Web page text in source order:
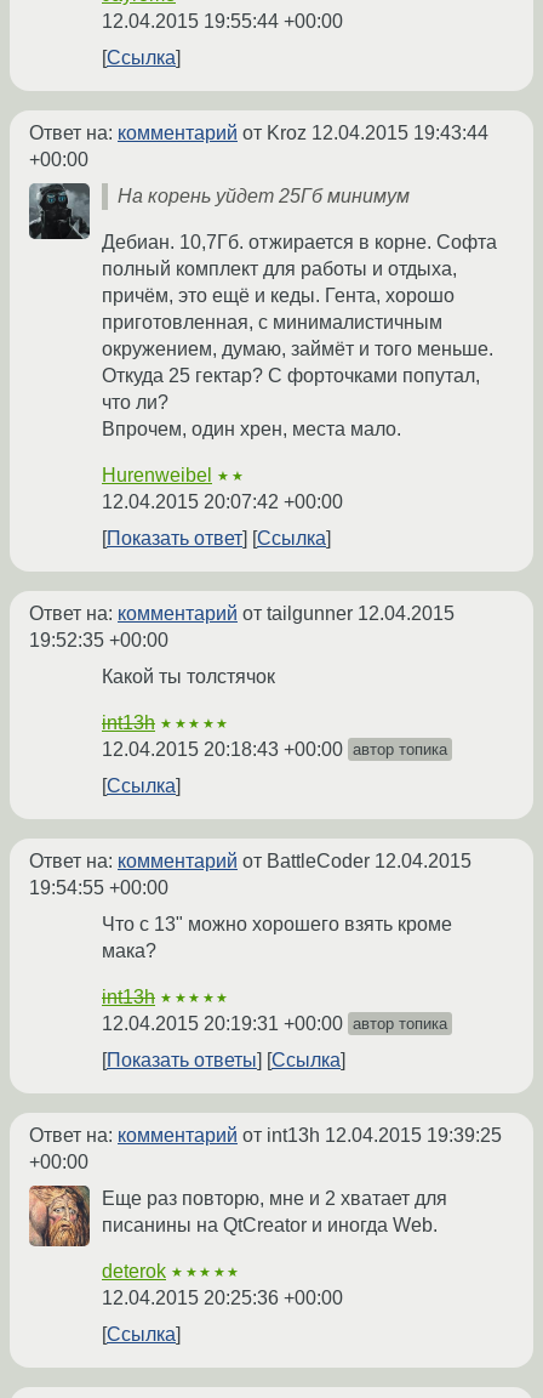
12.04.2015 19:55:44 +00:00
Ссылка
Ответ на: комментарий от Kroz 12.04.2015 19:43:44
+00:00
На корень уйдет 25Гб минимум
Дебиан. 10,7Гб. отжирается в корне. Софта
полный комплект для работы и отдыха,
причём, это ещё и кеды. Гента, хорошо
приготовленная, с минималистичным
окружением, думаю, займёт и того меньше.
Откуда 25 гектар? С форточками попутал,
что ли?
Впрочем, один хрен, места мало.
Hurenweibel ★★
12.04.2015 20:07:42 +00:00
Показать ответ
Ссылка
Ответ на: комментарий от tailgunner 12.04.2015
19:52:35 +00:00
Какой ты толстячок
int13h ★★★★★
12.04.2015 20:18:43 +00:00 автор топика
Ссылка
Ответ на: комментарий от BattleCoder 12.04.2015
19:54:55 +00:00
Что с 13" можно хорошего взять кроме
мака?
int13h ★★★★★
12.04.2015 20:19:31 +00:00 автор топика
Показать ответы Ссылка
Ответ на: комментарий от int13h 12.04.2015 19:39:25
+00:00
Еще раз повторю, мне и 2 хватает для
писанины на QtCreator и иногда Web.
deterok ★★★★★
12.04.2015 20:25:36 +00:00
Ссылка